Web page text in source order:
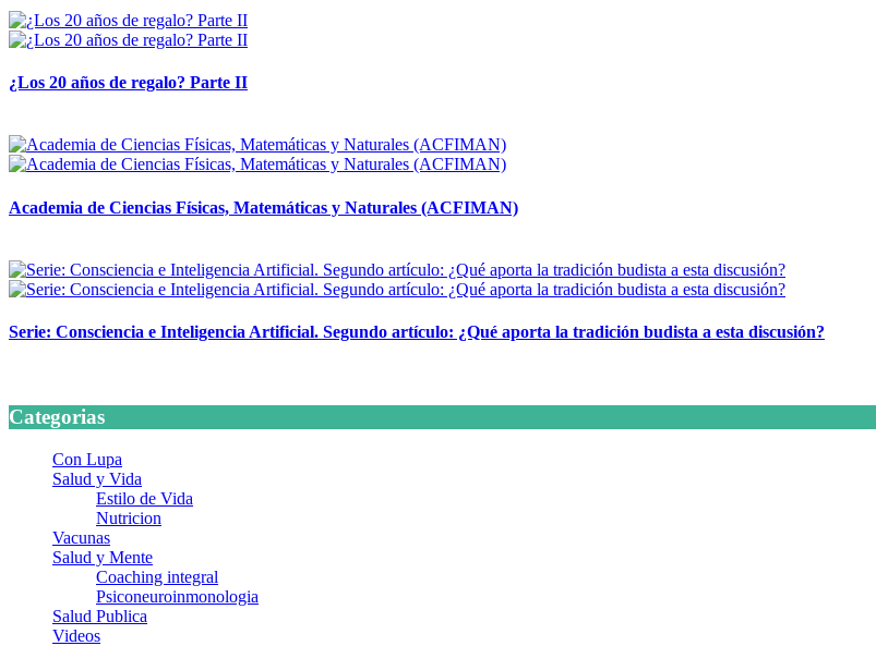
¿Los 20 años de regalo? Parte II
Academia de Ciencias Físicas, Matemáticas y Naturales (ACFIMAN)
Serie: Consciencia e Inteligencia Artificial. Segundo artículo: ¿Qué aporta la tradición budista a esta discusión?
Categorias
Con Lupa
Salud y Vida
Estilo de Vida
Nutricion
Vacunas
Salud y Mente
Coaching integral
Psiconeuroinmonologia
Salud Publica
Videos